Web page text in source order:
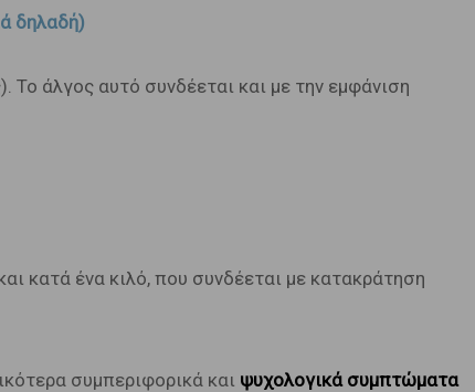
δηλαδή)
άλγος αυτό συνδέεται και με την εμφάνιση
κατά ένα κιλό, που συνδέεται με κατακράτηση
συμπεριφορικά και ψυχολογικά συμπτώματα